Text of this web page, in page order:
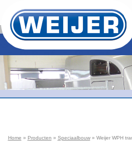
Home » Producten » Speciaalbouw» Weijer WPH